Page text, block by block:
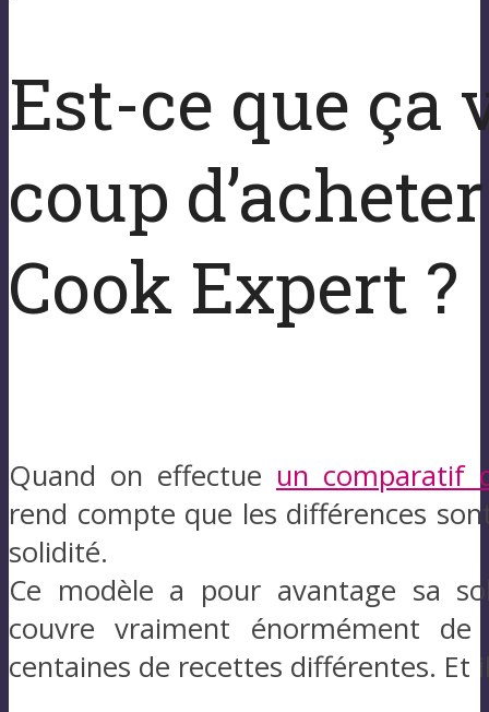
Est-ce que ça
coup
Cook Expert ?
Quand on effectue un comparatif
rend compte que les différences
solidité.
Ce modèle a pour avantage sa
couvre vraiment énormément
centaines de recettes différentes.